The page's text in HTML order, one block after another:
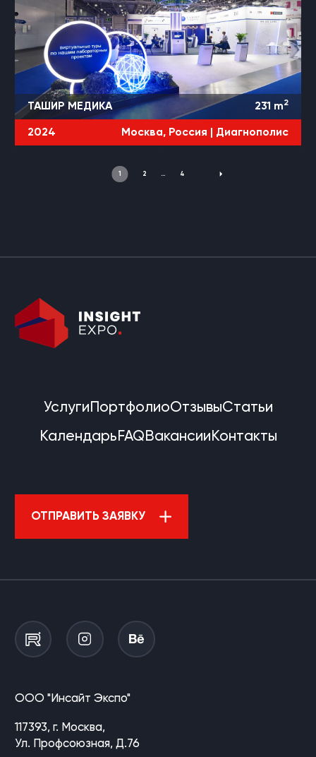
ТАШИР МЕДИКА 231 m2
2024 Москва, Россия | Диагнополис
1 2 … 4
УслугиПортфолиоОтзывыСтатьи
КалендарьFAQВакансииКонтакты
ОТПРАВИТЬ ЗАЯВКУ
ООО "Инсайт Экспо"
117393, г. Москва,
Ул. Профсоюзная, Д.76